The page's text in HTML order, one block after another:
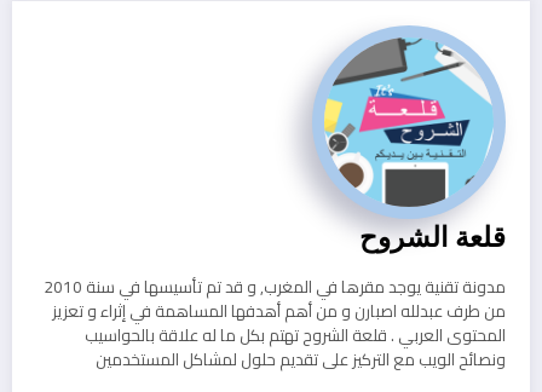
قلعة الشروح
مدونة تقنية يوجد مقرها في المغرب, و قد تم تأسيسها في سنة 2010
من طرف عبدلله اصبارن و من أهم أهدفها المساهمة في إثراء و تعزيز
المحتوى العربي . قلعة الشروح تهتم بكل ما له علاقة بالحواسيب
ونصائح الويب مع التركيز على تقديم حلول لمشاكل المستخدمين